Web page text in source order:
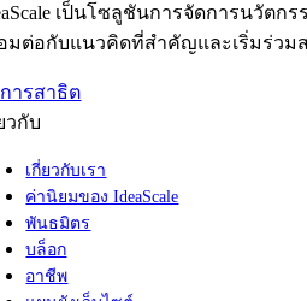
เป็นโซลูชันการจัดการนวั
มต่อกับแนวคิดที่สำคัญและเริ่มร่วม
ารสาธิต
วกับ
เกี่ยวกับเรา
ค่านิยมของ IdeaScale
พันธมิตร
บล็อก
อาชีพ